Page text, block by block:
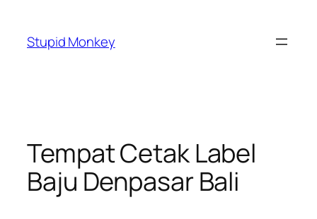
content
Stupid Monkey
Tempat Cetak Label
Baju Denpasar Bali